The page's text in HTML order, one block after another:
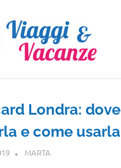
Londra: dove
e come usarla
MARTA